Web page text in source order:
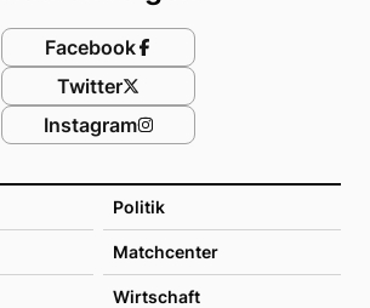
Politik
Matchcenter
Wirtschaft
Facebook
Twitter
Instagram